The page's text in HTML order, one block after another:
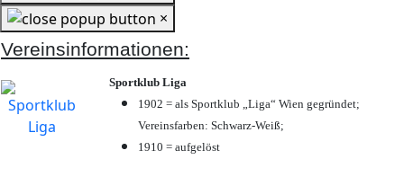
×
Vereinsinformationen:
Sportklub Liga
1902 = als Sportklub „Liga“ Wien gegründet;
Vereinsfarben: Schwarz-Weiß;
1910 = aufgelöst